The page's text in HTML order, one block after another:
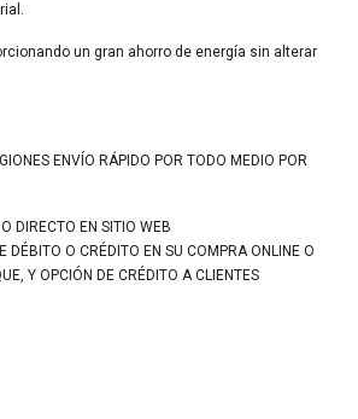
un gran ahorro de energía sin alterar
ENVÍO RÁPIDO POR TODO MEDIO POR
DIRECTO EN SITIO WEB
DÉBITO O CRÉDITO EN SU COMPRA ONLINE O
Y OPCIÓN DE CRÉDITO A CLIENTES